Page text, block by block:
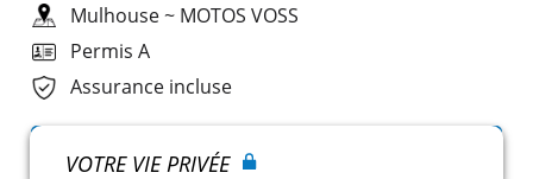
Mulhouse~ MOTOS VOSS
Permis A
Assurance incluse
CONSULTER CETTE MOTO
VOTRE VIE PRIVÉE